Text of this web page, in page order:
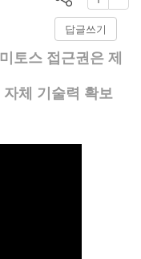
답글쓰기
토스 접근권은 제
체 기술력 확보